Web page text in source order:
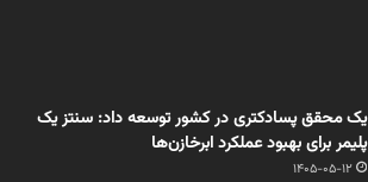
یک محقق پسادکتری در کشور توسعه داد: سنتز یک
پلیمر برای بهبود عملکرد ابرخازن‌ها
1405-05-12